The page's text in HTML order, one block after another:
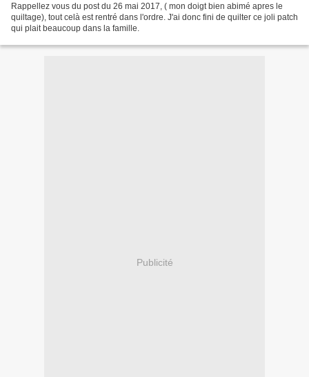
Rappellez vous du post du 26 mai 2017, ( mon doigt bien abimé apres le
quiltage), tout celà est rentré dans l'ordre. J'ai donc fini de quilter ce joli patch
qui plait beaucoup dans la famille.
Publicité